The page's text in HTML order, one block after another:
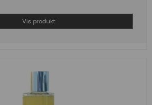
Vis produkt